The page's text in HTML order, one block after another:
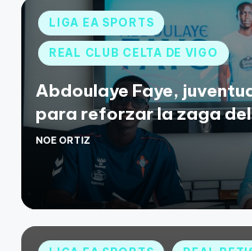
LIGA EA SPORTS
REAL CLUB CELTA DE VIGO
Abdoulaye Faye,
para reforzar la zaga
NOE ORTIZ